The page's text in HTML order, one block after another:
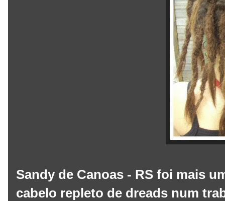
Sandy de Canoas - RS foi mais
cabelo repleto de dreads num